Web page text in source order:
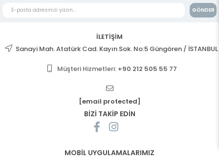
GÖNDER
İLETİŞİM
Sanayi Mah. Atatürk Cad. Kayın Sok. No:5 Güngören / İSTANBUL
Müşteri Hizmetleri: +90 212 505 55 77
[email protected]
BİZİ TAKİP EDİN
MOBİL UYGULAMALARIMIZ